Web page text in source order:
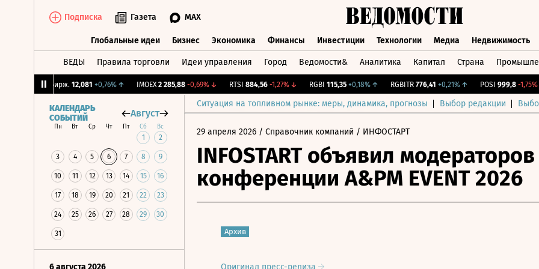
Подписка Газета MAX
Глобальные идеи Бизнес Экономика Финансы Инвестиции Технологии Медиа Недвижимость
ВЕДЫ Правила торговли Идеи управления Город Ведомости& Аналитика Капитал Страна
CNY Бирж. 12,081 +0,76%↑ IMOEX 2 285,88 -0,69%↓ RTSI 884,56 -1,27%↓ RGBI 115,35 +0,18% ↑ RGBITR 776,41 +0,21%↑ POSI 999,8 -1,75%↓
Ситуация на топливном рынке: меры, динамика, прогнозы Выбор редакции
КАЛЕНДАРЬ
СОБЫТИЙ
Август
Пн Вт Ср Чт Пт Сб Вс
1 2
3 4 5 6 7 8 9
10 11 12 13 14 15 16
17 18 19 20 21 22 23
24 25 26 27 28 29 30
31
6 августа 2026
29 апреля 2026 / Справочник компаний / ИНФОСТАРТ
INFOSTART объявил модераторов
конференции A&PM EVENT 2026
Архив
Оригинал пресс-релиза